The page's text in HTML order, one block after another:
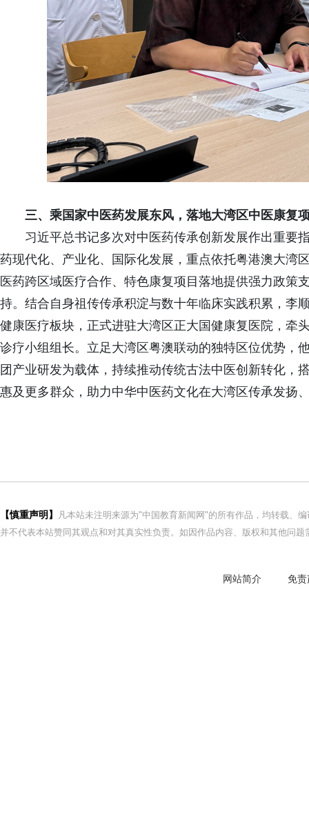
三、乘国家中医药发展东风，落地大湾区中医康复
习近平总书记多次对中医药传承创新发展作出重要
药现代化、产业化、国际化发展，重点依托粤港澳大湾
医药跨区域医疗合作、特色康复项目落地提供强力政策
持。结合自身祖传传承积淀与数十年临床实践积累，李
健康医疗板块，正式进驻大湾区正大国健康复医院，牵
诊疗小组组长。立足大湾区粤澳联动的独特区位优势，
团产业研发为载体，持续推动传统古法中医创新转化，
惠及更多群众，助力中华中医药文化在大湾区传承发扬
【慎重声明】
凡本站未注明来源为"中国教育新闻网"的所有作品，均转载、
并不代表本站赞同其观点和对其真实性负责。如因作品内容、版权和其他问
网站简介 免责